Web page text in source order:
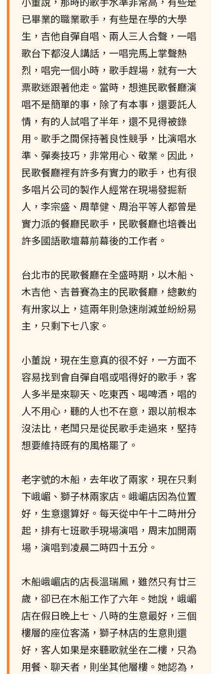
已畢業的職業歌手，有些是在學的大學
生，吉他自彈自唱、兩人三人合聲，一唱
歌台下都沒人講話，一唱完馬上掌聲熱
烈，唱完一個小時，歌手趕場，就有一大
票歌迷跟著他走。當時，想進民歌餐廳演
唱不是簡單的事，除了有本事，還要託人
情，有的人試唱了半年，還不見得被錄
用。歌手之間保持著良性競爭，比演唱水
準、彈奏技巧，非常用心、敬業。因此，
民歌餐廳裡有許多有實力的歌手，也有很
多唱片公司的製作人經常在現場發掘新
人，李宗盛、周華健、周治平等人都曾是
實力派的餐廳民歌手，民歌餐廳也培養出
許多國語歌壇幕前幕後的工作者。
台北市的民歌餐廳在全盛時期，以木船、
木吉他、吉普賽為主的民歌餐廳，總數約
有卅家以上，這兩年則急速削減並紛紛易
主，只剩下七八家。
小董說，現在生意真的很不好，一方面不
容易找到會自彈自唱或唱得好的歌手，客
人多半是來聊天、吃東西、喝啤酒，唱的
人不用心，聽的人也不在意，跟以前根本
沒法比，老闆只是從民歌手走過來，堅持
想要維持既有的風格罷了。
老字號的木船，去年收了兩家，現在只剩
下峨嵋、獅子林兩家店。峨嵋店因為位置
好，生意還算好。每天從中午十二時卅分
起，排有七班歌手現場演唱，周末加開兩
場，演唱到凌晨二時四十五分。
木船峨嵋店的店長溫瑞鳳，雖然只有廿三
歲，卻已在木船工作了六年。她說，峨嵋
店在假日晚上七、八時的生意最好，三個
樓層的座位客滿，獅子林店的生意則還
好，客人如果是來聽歌就坐在二樓，只為
用餐、聊天者，則坐其他層樓。她認為，